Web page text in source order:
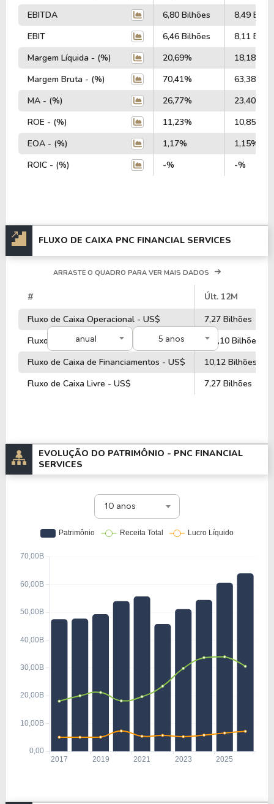
EBITDA
6,80 Bilhões
8,49
EBIT
6,46 Bilhões
8,11
Margem Líquida - (%)
20,69%
18,18%
Margem Bruta - (%)
70,41%
63,38%
MA - (%)
26,77%
23,40%
ROE - (%)
11,23%
10,85%
EOA - (%)
1,17%
1,15%
ROIC - (%)
-% -%
FLUXO DE CAIXA PNC FINANCIAL SERVICES
anual 5 anos
ARRASTE O QUADRO PARA VER MAIS DADOS
#
Últ. 12M
Fluxo de Caixa Operacional - US$
7,27 Bilhões
Fluxo de Caixa de Investimentos - US$
-24,10 Bilhões
Fluxo de Caixa de Financiamentos - US$
10,12 Bilhões
Fluxo de Caixa Livre - US$
7,27 Bilhões
EVOLUÇÃO DO PATRIMÔNIO - PNC FINANCIAL
SERVICES
10 anos